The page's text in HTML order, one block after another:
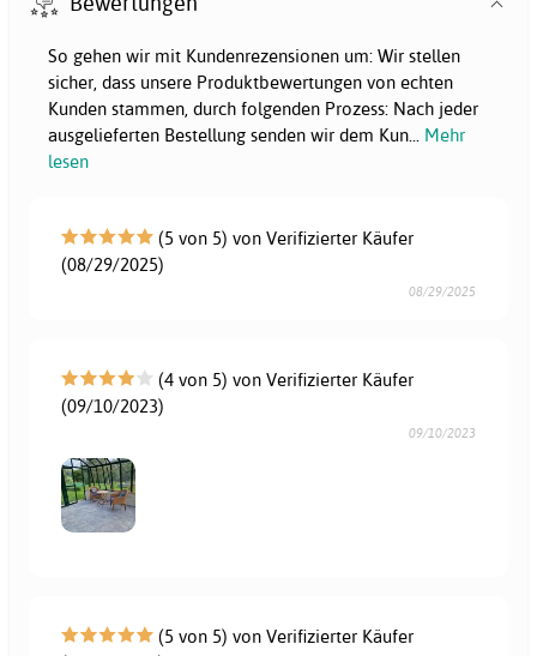
So gehen wir mit Kundenrezensionen um: Wir stellen
sicher, dass unsere Produktbewertungen von echten
Kunden stammen, durch folgenden Prozess: Nach jeder
ausgelieferten Bestellung senden wir dem Kun
Mehr
lesen
(5 von 5) von Verifizierter Käufer
(08/29/2025)
08/29/2025
(4 von 5) von Verifizierter Käufer
(09/10/2023)
09/10/2023
(5 von 5) von Verifizierter Käufer